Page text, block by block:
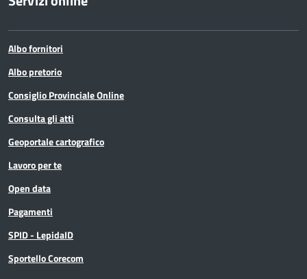
Albo fornitori
Albo pretorio
Consiglio Provinciale Online
Consulta gli atti
Geoportale cartografico
Lavoro per te
Open data
Pagamenti
SPID - LepidaID
Sportello Corecom